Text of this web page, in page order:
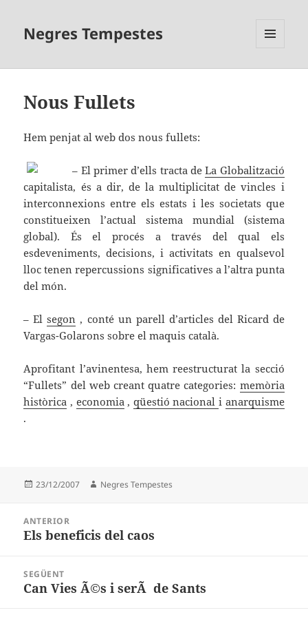
Negres Tempestes
Nous Fullets
Hem penjat al web dos nous fullets:
– El primer d’ells tracta deLa Globalització
capitalista, és a dir, de la multiplicitat de vincles i
interconnexions entre els estats i les societats que
constitueixen l’actual sistema mundial (sistema
global). És el procés a través del qual els
esdeveniments, decisions, i activitats en qualsevol
lloc tenen repercussions significatives a l’altra punta
del món.
– Elsegon , conté un parell d’articles del Ricard de
Vargas-Golarons sobre el maquis català.
Aprofitant l’avinentesa, hem reestructurat la secció
“Fullets” del web creant quatre categories: memòria
històrica , economia, qüestió nacional i anarquisme
.
Publicat
23/12/2007 Autor
Negres Tempestes
d'entrades
ANTERIOR
Entrada
Els beneficis del caos
SEGÜENT
Entrada
Can Vies Ã©s i serÃ de Sants